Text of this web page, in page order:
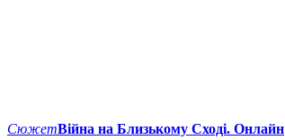
СюжетВійна на Близькому Сході. Онлайн